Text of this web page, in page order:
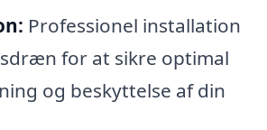
Professionel installation
for at sikre optimal
og beskyttelse af din